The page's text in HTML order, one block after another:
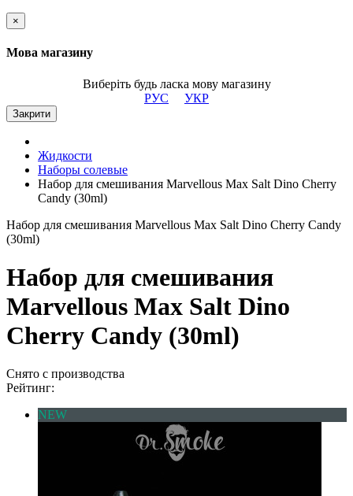
×
Мова магазину
Виберіть будь ласка мову магазину
РУС
УКР
Закрити
Жидкости
Наборы солевые
Набор для смешивания Marvellous Max Salt Dino Cherry
Candy (30ml)
Набор для смешивания Marvellous Max Salt Dino Cherry Candy
(30ml)
Набор для смешивания
Marvellous Max Salt Dino
Cherry Candy (30ml)
Снято с производства
Рейтинг:
NEW